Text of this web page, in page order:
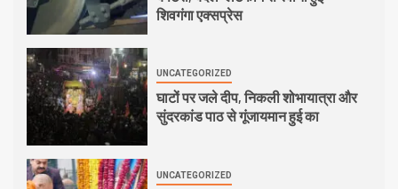
शिवगंगा एक्सप्रेस
UNCATEGORIZED
घाटों पर जले दीप, निकली शोभायात्रा और
सुंदरकांड पाठ से गूंजायमान हुई का
UNCATEGORIZED